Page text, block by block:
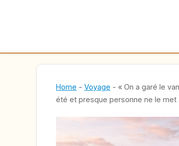
Home - Voyage - « On a garé le
été et presque personne ne le met